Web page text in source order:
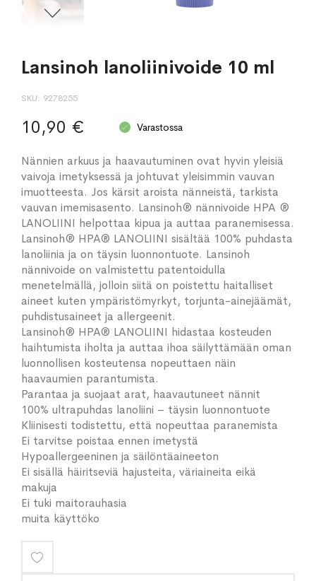
Lansinoh lanoliinivoide 10 ml
SKU 9278255
10,90 € Varastossa
Nännien arkuus ja haavautuminen ovat hyvin yleisiä
vaivoja imetyksessä ja johtuvat yleisimmin vauvan
imuotteesta. Jos kärsit aroista nänneistä, tarkista
vauvan imemisasento. Lansinoh® nännivoide HPA ®
LANOLIINI helpottaa kipua ja auttaa paranemisessa.
Lansinoh® HPA® LANOLIINI sisältää 100% puhdasta
lanoliinia ja on täysin luonnontuote. Lansinoh
nännivoide on valmistettu patentoidulla
menetelmällä, jolloin siitä on poistettu haitalliset
aineet kuten ympäristömyrkyt, torjunta-ainejäämät,
puhdistusaineet ja allergeenit.
Lansinoh® HPA® LANOLIINI hidastaa kosteuden
haihtumista iholta ja auttaa ihoa säilyttämään oman
luonnollisen kosteutensa nopeuttaen näin
haavaumien parantumista.
Parantaa ja suojaat arat, haavautuneet nännit
100% ultrapuhdas lanoliini – täysin luonnontuote
Kliinisesti todistettu, että nopeuttaa paranemista
Ei tarvitse poistaa ennen imetystä
Hypoallergeeninen ja säilöntäaineeton
Ei sisällä häiritseviä hajusteita, väriaineita eikä
makuja
Ei tuki maitorauhasia
muita käyttöko